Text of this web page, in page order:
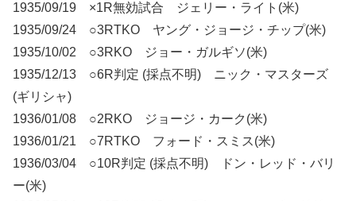
1935/09/19 ×1R無効試合 ジェリー・ライト(米)
1935/09/24 ○3RTKO ヤング・ジョージ・チップ(米)
1935/10/02 ○3RKO ジョー・ガルギソ(米)
1935/12/13 ○6R判定 (採点不明) ニック・マスターズ
(ギリシャ)
1936/01/08 ○2RKO ジョージ・カーク(米)
1936/01/21 ○7RTKO フォード・スミス(米)
1936/03/04 ○10R判定 (採点不明) ドン・レッド・バリ
ー(米)